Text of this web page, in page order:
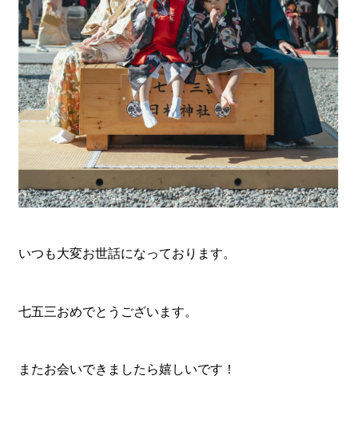
いつも大変お世話になっております。
七五三おめでとうございます。
またお会いできましたら嬉しいです！